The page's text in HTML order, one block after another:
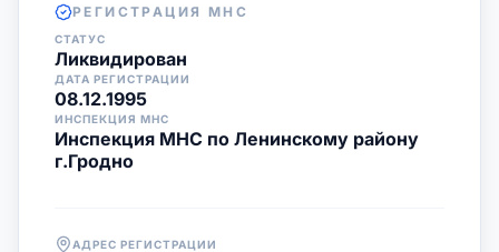
РЕГИСТРАЦИЯ МНС
СТАТУС
Ликвидирован
ДАТА РЕГИСТРАЦИИ
08.12.1995
ИНСПЕКЦИЯ МНС
Инспекция МНС по Ленинскому району
г.Гродно
АДРЕС РЕГИСТРАЦИИ